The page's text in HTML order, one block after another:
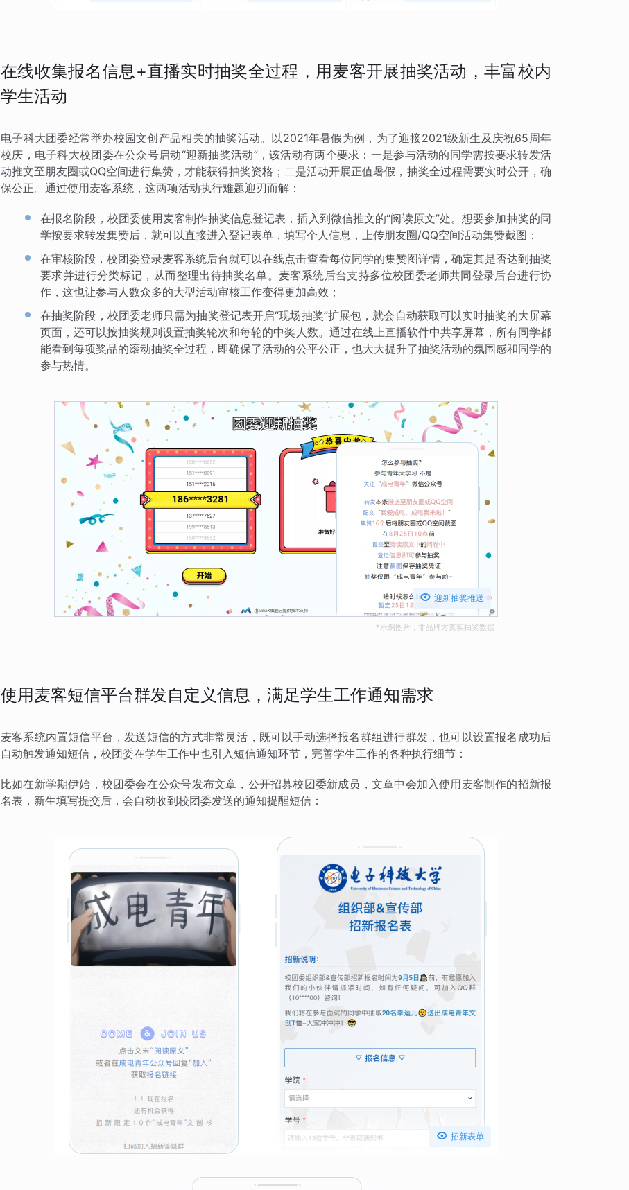
在线收集报名信息+直播实时抽奖全过程，用麦客开展抽奖活动，丰富校内
学生活动
电子科大团委经常举办校园文创产品相关的抽奖活动。以2021年暑假为例，为了迎接2021级新生及庆祝65周年
校庆，电子科大校团委在公众号启动“迎新抽奖活动”，该活动有两个要求：一是参与活动的同学需按要求转发活
动推文至朋友圈或QQ空间进行集赞，才能获得抽奖资格；二是活动开展正值暑假，抽奖全过程需要实时公开，确
保公正。通过使用麦客系统，这两项活动执行难题迎刃而解：
在报名阶段，校团委使用麦客制作抽奖信息登记表，插入到微信推文的“阅读原文”处。想要参加抽奖的同
学按要求转发集赞后，就可以直接进入登记表单，填写个人信息，上传朋友圈/QQ空间活动集赞截图；
在审核阶段，校团委登录麦客系统后台就可以在线点击查看每位同学的集赞图详情，确定其是否达到抽奖
要求并进行分类标记，从而整理出待抽奖名单。麦客系统后台支持多位校团委老师共同登录后台进行协
作，这也让参与人数众多的大型活动审核工作变得更加高效；
在抽奖阶段，校团委老师只需为抽奖登记表开启“现场抽奖”扩展包，就会自动获取可以实时抽奖的大屏幕
页面，还可以按抽奖规则设置抽奖轮次和每轮的中奖人数。通过在线上直播软件中共享屏幕，所有同学都
能看到每项奖品的滚动抽奖全过程，即确保了活动的公平公正，也大大提升了抽奖活动的氛围感和同学的
参与热情。
 迎新抽奖推送
*示例图片，非品牌方真实抽奖数据
使用麦客短信平台群发自定义信息，满足学生工作通知需求
麦客系统内置短信平台，发送短信的方式非常灵活，既可以手动选择报名群组进行群发，也可以设置报名成功后
自动触发通知短信，校团委在学生工作中也引入短信通知环节，完善学生工作的各种执行细节：
比如在新学期伊始，校团委会在公众号发布文章，公开招募校团委新成员，文章中会加入使用麦客制作的招新报
名表，新生填写提交后，会自动收到校团委发送的通知提醒短信：
 招新表单